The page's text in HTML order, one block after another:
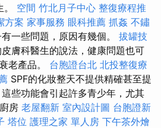
空間 竹北月子中心 整復療程推
方案 家事服務 眼科推薦 抓姦 不鏽
一些問題，原因有幾個。 拔罐技
膚科醫生的說法，健康問題也可
老產品。 台胞證台北 北投整復療
SPF的化妝整天不提供精確甚至提
些功能會引起許多青少年，尤其
房 老屋翻新 室內設計圖 台胞證新
塔位 護理之家 單人房 下午茶外燴